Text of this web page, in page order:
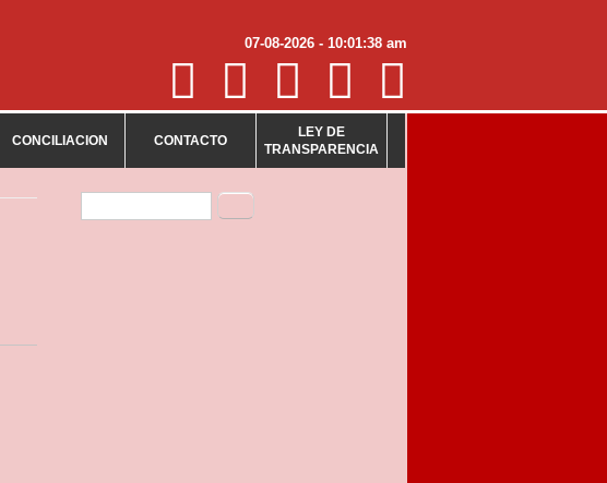
07-08-2026 - 10:01:38 am
CONCILIACION CONTACTO
LEY DE
TRANSPARENCIA
Formulario de búsqueda
Buscar